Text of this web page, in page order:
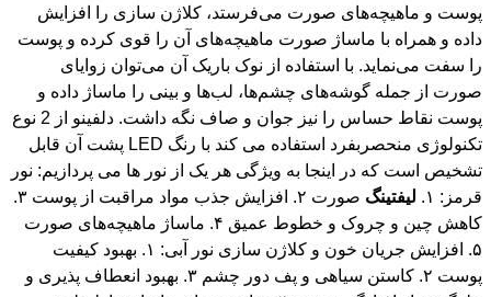
قرمز: ۱. لیفتینگ صورت ۲. افزایش جذب مواد مراقبت از پوست ۳.کاهش چین و چروک و خطوط عمیق ۴. ماساژ ماهیچه‌های صورت۵. افزایش جریان خون و کلاژن سازی نور آبی: ۱. بهبود کیفیتپوست ۲. کاستن سیاهی و پف دور چشم ۳. بهبود انعطاف پذیری وجلوگیری از افتادگی پوست ۴. مناسب برای ماساژ نقاط طبسوزنی برای ایجاد آرامش و رفع تنش و اضطراب قوس کوچکتر آنبرای ماساژ فک و چانه طراحی شده که باعث لیفت پوست آننواحی می‌شود و همچنین به فرم دهی و V شکل ساختنصورت(زاویه دار کردن صورت) کمک می‌کند. بیشترین غدد لنف دراین نواحی قرار گرفته و ماساژ آن باعث پاکسازی صورت از موادسمی و مضر شده و در کنار افزایش جریان خون به جوانسازی